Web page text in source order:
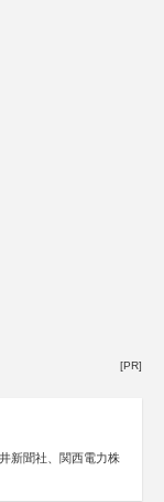
[PR]
新聞社、関西電力株